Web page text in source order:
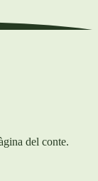
del conte.